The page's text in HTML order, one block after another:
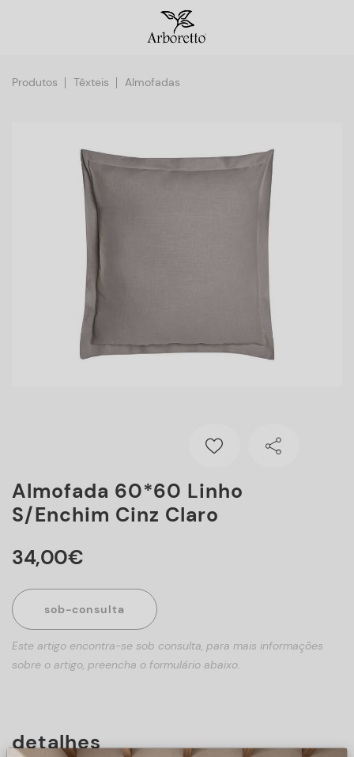
Produtos Têxteis Almofadas
Almofada 60*60 Linho
S/enchim Cinz Claro
34,00€
sob-consulta
Este artigo encontra-se sob consulta, para mais informações
sobre o artigo, preencha o formulário abaixo.
detalhes